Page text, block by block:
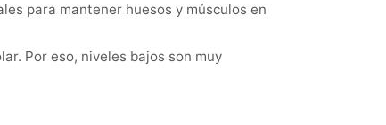
para mantener huesos y músculos en
Por eso, niveles bajos son muy